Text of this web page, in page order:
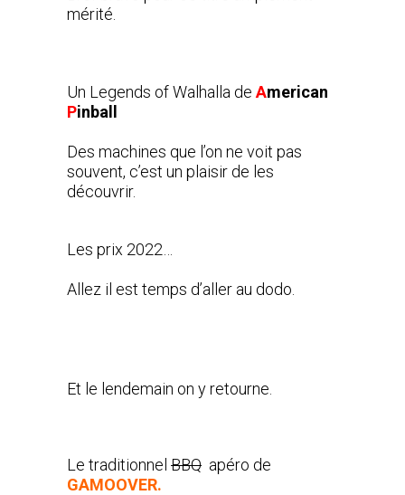
mérité.
Un Legends of Walhalla de American
Pinball
Des machines que l’on ne voit pas
souvent, c’est un plaisir de les
découvrir.
Les prix 2022…
Allez il est temps d’aller au dodo.
Et le lendemain on y retourne.
Le traditionnel BBQ apéro de
GAMOOVER.